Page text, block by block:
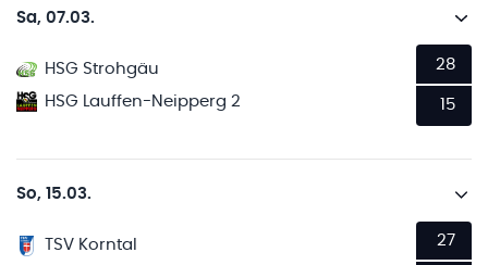
Sa, 07.03.
HSG Strohgäu
HSG Lauffen-Neipperg 2
28
15
So, 15.03.
TSV Korntal
27